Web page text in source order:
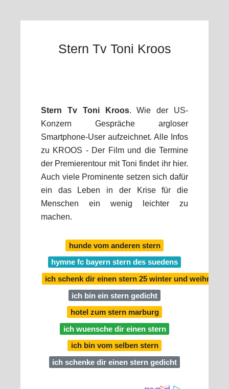
Stern Tv Toni Kroos
Stern Tv Toni Kroos. Wie der US-
Konzern Gespräche argloser
Smartphone-User aufzeichnet. Alle Infos
zu KROOS - Der Film und die Termine
der Premierentour mit Toni findet ihr hier.
Auch viele Prominente setzen sich dafür
ein das Leben in der Krise für die
Menschen ein wenig leichter zu
machen.
hunde vom anderen stern
hymne fc bayern stern des suedens
ich schenk dir einen stern 25 winter und
ich bin ein stern gedicht
hotel zum stern marburg
ich wuensche dir einen stern
ich bin vom selben stern
ich schenke dir einen stern gedicht